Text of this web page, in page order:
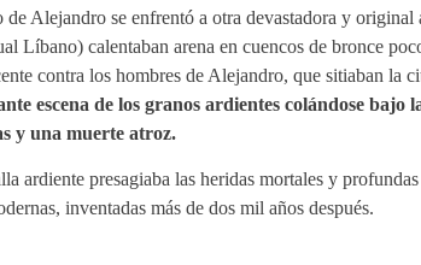
de Alejandro se enfrentó a otra devastadora y
Líbano) calentaban arena en cuencos de bronce
contra los hombres de Alejandro, que sitiaban la
escena de los granos ardientes colándose
y una muerte atroz.
ardiente presagiaba las heridas mortales y
inventadas más de dos mil años después.